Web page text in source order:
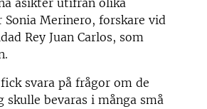
åsikter utifrån olika
Sonia Merinero, forskare vid
Rey Juan Carlos, som
svara på frågor om de
skulle bevaras i många små